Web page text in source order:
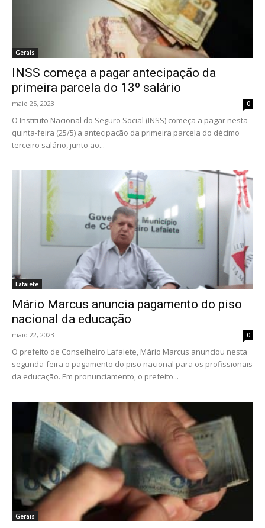
Gerais
INSS começa a pagar antecipação da
primeira parcela do 13º salário
maio 25, 2023 0
O Instituto Nacional do Seguro Social (INSS) começa a pagar nesta
quinta-feira (25/5) a antecipação da primeira parcela do décimo
terceiro salário, junto ao...
Lafaiete
Mário Marcus anuncia pagamento do piso
nacional da educação
maio 22, 2023 0
O prefeito de Conselheiro Lafaiete, Mário Marcus anunciou nesta
segunda-feira o pagamento do piso nacional para os profissionais
da educação. Em pronunciamento, o prefeito...
Gerais